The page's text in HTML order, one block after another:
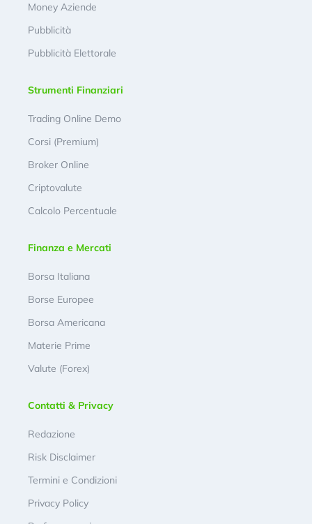
Money Aziende
Pubblicità
Pubblicità Elettorale
Strumenti Finanziari
Trading Online Demo
Corsi (Premium)
Broker Online
Criptovalute
Calcolo Percentuale
Finanza e Mercati
Borsa Italiana
Borse Europee
Borsa Americana
Materie Prime
Valute (Forex)
Contatti & Privacy
Redazione
Risk Disclaimer
Termini e Condizioni
Privacy Policy